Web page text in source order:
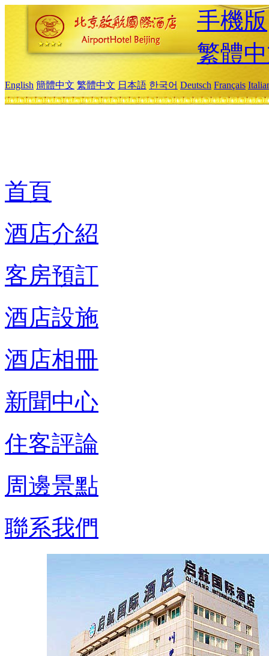
手機版
繁體
English 簡體中文 繁體中文 日本語 한국어 Deutsch Français
首頁
酒店介紹
客房預訂
酒店設施
酒店相冊
新聞中心
住客評論
周邊景點
聯系我們